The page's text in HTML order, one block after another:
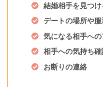
結婚相手を見つ
デートの場所や
気になる相手へ
相手への気持ち確
お断りの連絡